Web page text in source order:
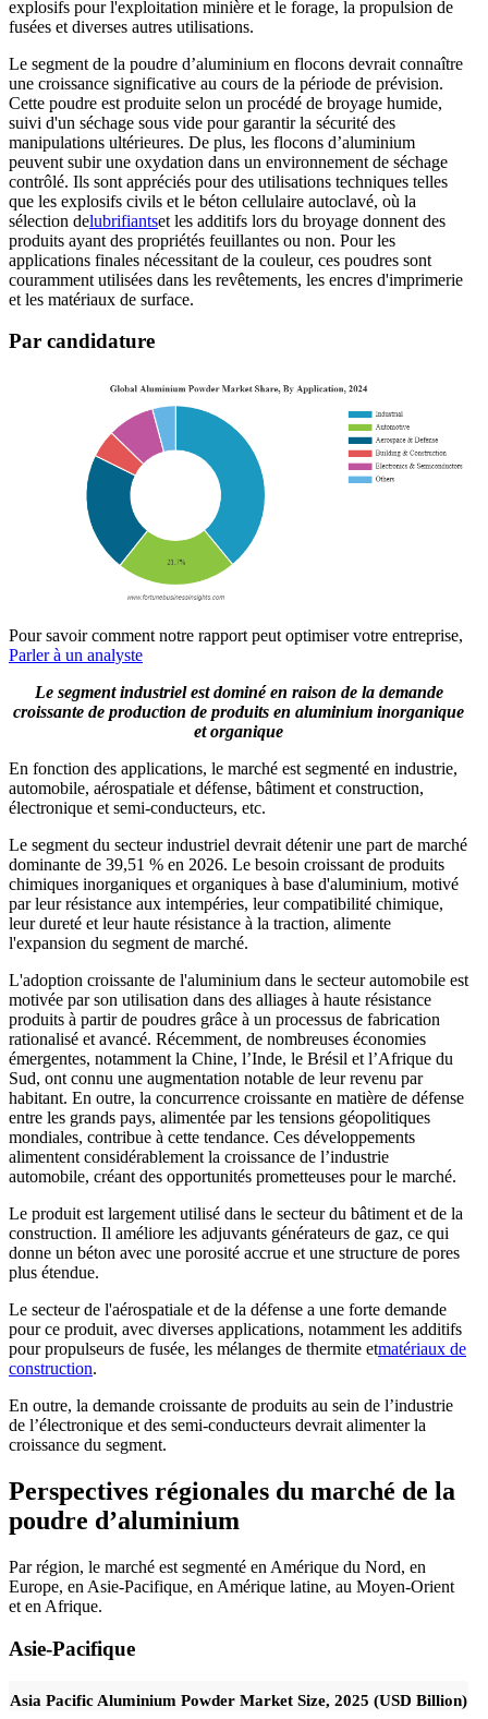
explosifs pour l'exploitation minière et le forage, la propulsion de
fusées et diverses autres utilisations.
Le segment de la poudre d’aluminium en flocons devrait connaître
une croissance significative au cours de la période de prévision.
Cette poudre est produite selon un procédé de broyage humide,
suivi d'un séchage sous vide pour garantir la sécurité des
manipulations ultérieures. De plus, les flocons d’aluminium
peuvent subir une oxydation dans un environnement de séchage
contrôlé. Ils sont appréciés pour des utilisations techniques telles
que les explosifs civils et le béton cellulaire autoclavé, où la
sélection delubrifiantset les additifs lors du broyage donnent des
produits ayant des propriétés feuillantes ou non. Pour les
applications finales nécessitant de la couleur, ces poudres sont
couramment utilisées dans les revêtements, les encres d'imprimerie
et les matériaux de surface.
Par candidature
Pour savoir comment notre rapport peut optimiser votre entreprise,
Parler à un analyste
Le segment industriel est dominé en raison de la demande
croissante de production de produits en aluminium inorganique
et organique
En fonction des applications, le marché est segmenté en industrie,
automobile, aérospatiale et défense, bâtiment et construction,
électronique et semi-conducteurs, etc.
Le segment du secteur industriel devrait détenir une part de marché
dominante de 39,51 % en 2026. Le besoin croissant de produits
chimiques inorganiques et organiques à base d'aluminium, motivé
par leur résistance aux intempéries, leur compatibilité chimique,
leur dureté et leur haute résistance à la traction, alimente
l'expansion du segment de marché.
L'adoption croissante de l'aluminium dans le secteur automobile est
motivée par son utilisation dans des alliages à haute résistance
produits à partir de poudres grâce à un processus de fabrication
rationalisé et avancé. Récemment, de nombreuses économies
émergentes, notamment la Chine, l’Inde, le Brésil et l’Afrique du
Sud, ont connu une augmentation notable de leur revenu par
habitant. En outre, la concurrence croissante en matière de défense
entre les grands pays, alimentée par les tensions géopolitiques
mondiales, contribue à cette tendance. Ces développements
alimentent considérablement la croissance de l’industrie
automobile, créant des opportunités prometteuses pour le marché.
Le produit est largement utilisé dans le secteur du bâtiment et de la
construction. Il améliore les adjuvants générateurs de gaz, ce qui
donne un béton avec une porosité accrue et une structure de pores
plus étendue.
Le secteur de l'aérospatiale et de la défense a une forte demande
pour ce produit, avec diverses applications, notamment les additifs
pour propulseurs de fusée, les mélanges de thermite etmatériaux de
construction.
En outre, la demande croissante de produits au sein de l’industrie
de l’électronique et des semi-conducteurs devrait alimenter la
croissance du segment.
Perspectives régionales du marché de la
poudre d’aluminium
Par région, le marché est segmenté en Amérique du Nord, en
Europe, en Asie-Pacifique, en Amérique latine, au Moyen-Orient
et en Afrique.
Asie-Pacifique
Asia Pacific Aluminium Powder Market Size, 2025 (USD Billion)